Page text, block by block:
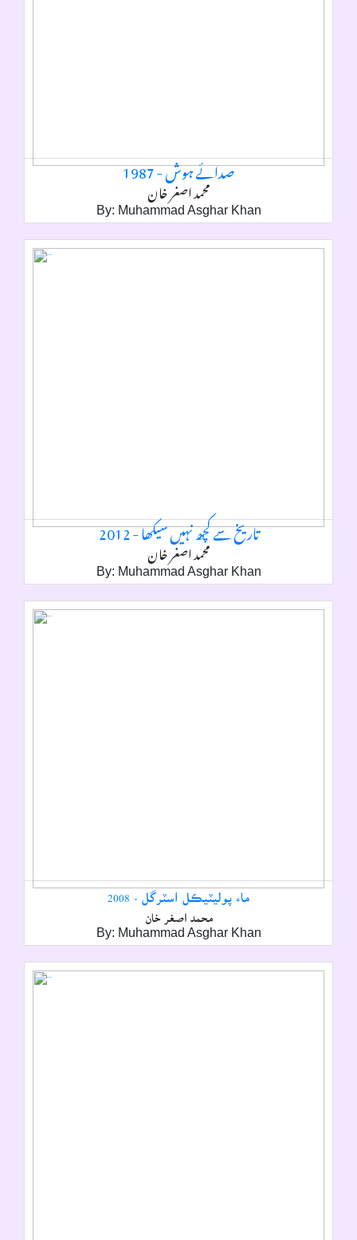
صدائے ہوش - 1987
محمد اصغر خان
By: Muhammad Asghar Khan
تاريخ سے کچھ نہيں سيکھا - 2012
محمد اصغر خان
By: Muhammad Asghar Khan
ماء پوليٽيڪل اسٽرگل - 2008
محمد اصغر خان
By: Muhammad Asghar Khan